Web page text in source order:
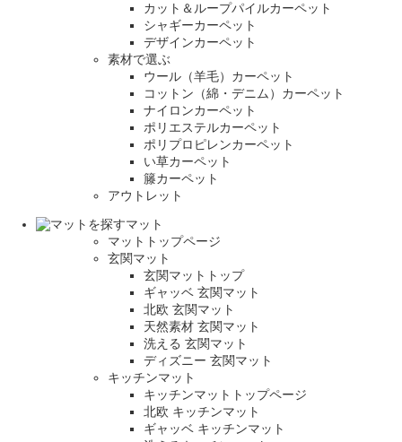
カット＆ループパイルカーペット
シャギーカーペット
デザインカーペット
素材で選ぶ
ウール（羊毛）カーペット
コットン（綿・デニム）カーペット
ナイロンカーペット
ポリエステルカーペット
ポリプロピレンカーペット
い草カーペット
籐カーペット
アウトレット
マット
マットトップページ
玄関マット
玄関マットトップ
ギャッベ 玄関マット
北欧 玄関マット
天然素材 玄関マット
洗える 玄関マット
ディズニー 玄関マット
キッチンマット
キッチンマットトップページ
北欧 キッチンマット
ギャッベ キッチンマット